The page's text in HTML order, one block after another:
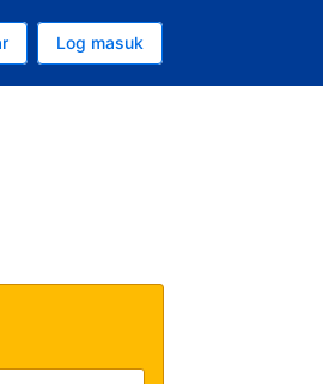
A.S.Malaysia
Log masuk